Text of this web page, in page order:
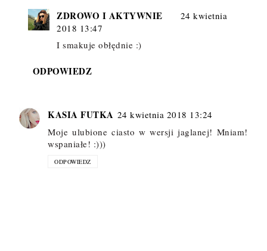
ZDROWO I AKTYWNIE
24 kwietnia
2018 13:47
I smakuje obłędnie :)
ODPOWIEDZ
KASIA FUTKA 24 kwietnia 2018 13:24
Moje ulubione ciasto w wersji jaglanej! Mniam!
wspaniałe! :)))
ODPOWIEDZ